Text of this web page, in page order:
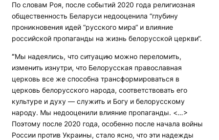
По словам Роя, после событий 2020 года религиозная
общественность Беларуси недооценила “глубину
проникновения идей “русского мира“ и влияние
российской пропаганды на жизнь белорусской церкви“.
“Мы надеялись, что ситуацию можно переломить,
изменить изнутри, что Белорусская православная
церковь все же способна трансформироваться в
церковь белорусского народа, соответствовать его
культуре и духу — служить и Богу и белорусскому
народу. Мы недооценили влияние пропаганды. <…>
Поэтому после 2020 года, особенно после начала войны
России против Украины, стало ясно, что эти надежды